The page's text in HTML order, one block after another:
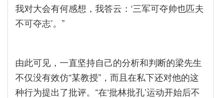
我对大会有何感想，我答云：‘三军可夺帅也匹夫
不可夺志’。”
由此可见，一直坚持自己的分析和判断的梁先生
不仅没有效仿“某教授”，而且在私下还对他的这
种行为提出了批评。“在‘批林批孔’运动开始后不